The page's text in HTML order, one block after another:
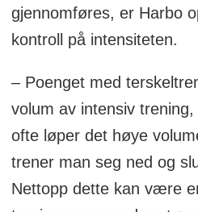
gjennomføres, er Harbo
kontroll på intensiteten.
– Poenget med
volum av intensiv
ofte løper det høye
trener man seg ned og
Nettopp dette kan være